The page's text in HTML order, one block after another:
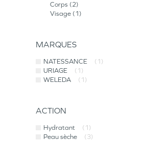
Corps
2
Visage
1
MARQUES
NATESSANCE
(1)
URIAGE
(1)
WELEDA
(1)
ACTION
Hydratant
(1)
Peau sèche
(3)